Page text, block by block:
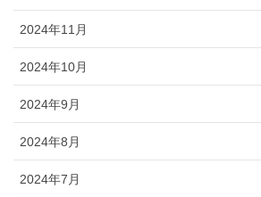
2024年11月
2024年10月
2024年9月
2024年8月
2024年7月